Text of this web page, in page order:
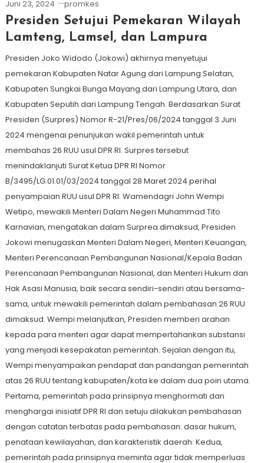
Juni 23, 2024 promkes
Presiden Setujui Pemekaran Wilayah
Lamteng, Lamsel, dan Lampura
Presiden Joko Widodo (Jokowi) akhirnya menyetujui
pemekaran Kabupaten Natar Agung dari Lampung Selatan,
Kabupaten Sungkai Bunga Mayang dari Lampung Utara, dan
Kabupaten Seputih dari Lampung Tengah. Berdasarkan Surat
Presiden (Surpres) Nomor R-21/Pres/06/2024 tanggal 3 Juni
2024 mengenai penunjukan wakil pemerintah untuk
membahas 26 RUU usul DPR RI. Surpres tersebut
menindaklanjuti Surat Ketua DPR RI Nomor
B/3495/LG.01.01/03/2024 tanggal 28 Maret 2024 perihal
penyampaian RUU usul DPR RI. Wamendagri John Wempi
Wetipo, mewakili Menteri Dalam Negeri Muhammad Tito
Karnavian, mengatakan dalam Surprea dimaksud, Presiden
Jokowi menugaskan Menteri Dalam Negeri, Menteri Keuangan,
Menteri Perencanaan Pembangunan Nasional/Kepala Badan
Perencanaan Pembangunan Nasional, dan Menteri Hukum dan
Hak Asasi Manusia, baik secara sendiri-sendiri atau bersama-
sama, untuk mewakili pemerintah dalam pembahasan 26 RUU
dimaksud. Wempi melanjutkan, Presiden memberi arahan
kepada para menteri agar dapat mempertahankan substansi
yang menjadi kesepakatan pemerintah. Sejalan dengan itu,
Wempi menyampaikan pendapat dan pandangan pemerintah
atas 26 RUU tentang kabupaten/kota ke dalam dua poin utama.
Pertama, pemerintah pada prinsipnya menghormati dan
menghargai inisiatif DPR RI dan setuju dilakukan pembahasan
dengan catatan terbatas pada pembahasan: dasar hukum,
penataan kewilayahan, dan karakteristik daerah. Kedua,
pemerintah pada prinsipnya meminta agar tidak memperluas